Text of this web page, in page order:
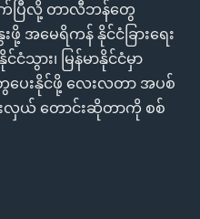
ပြီလို့ တာလီဘန်တွေ
ဖို့ အမေရိကန် နိုင်ငံခြားရေး
ငံသွား၊ မြန်မာနိုင်ငံမှာ
ပေးနိုင်ဖို့ လေးလတာ အပစ်
ယ် တောင်းဆိုတာကို စစ်